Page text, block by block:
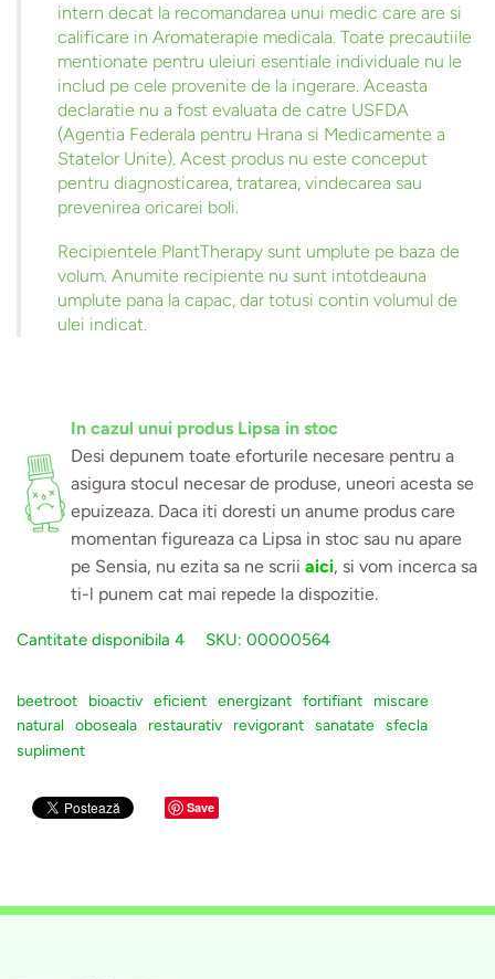
intern decat la recomandarea unui medic care are si
calificare in Aromaterapie medicala. Toate precautiile
mentionate pentru uleiuri esentiale individuale nu le
includ pe cele provenite de la ingerare. Aceasta
declaratie nu a fost evaluata de catre USFDA
(Agentia Federala pentru Hrana si Medicamente a
Statelor Unite). Acest produs nu este conceput
pentru diagnosticarea, tratarea, vindecarea sau
prevenirea oricarei boli.
Recipientele PlantTherapy sunt umplute pe baza de
volum. Anumite recipiente nu sunt intotdeauna
umplute pana la capac, dar totusi contin volumul de
ulei indicat.
In cazul unui produs Lipsa in stoc
Desi depunem toate eforturile necesare pentru a
asigura stocul necesar de produse, uneori acesta se
epuizeaza. Daca iti doresti un anume produs care
momentan figureaza ca Lipsa in stoc sau nu apare
pe Sensia, nu ezita sa ne scrii aici, si vom incerca sa
ti-l punem cat mai repede la dispozitie.
Cantitate disponibila 4 SKU: 00000564
beetroot bioactiv eficient energizant fortifiant
miscare
natural oboseala restaurativ revigorant sanatate sfecla
supliment
Save